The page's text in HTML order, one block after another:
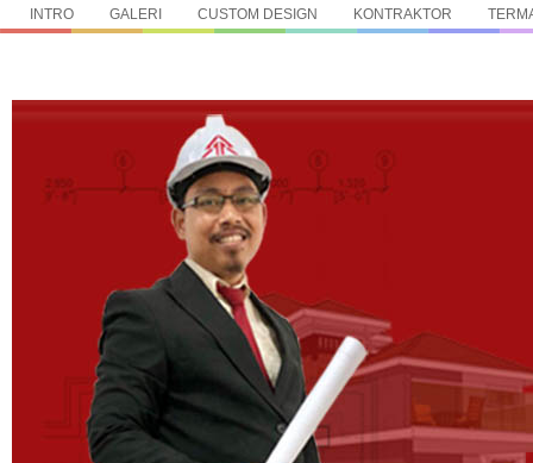
INTRO GALERI CUSTOM DESIGN KONTRAKTOR